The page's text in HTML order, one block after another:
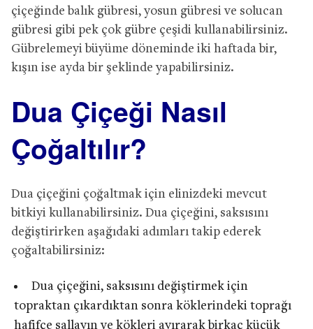
çiçeğinde balık gübresi, yosun gübresi ve solucan
gübresi gibi pek çok gübre çeşidi kullanabilirsiniz.
Gübrelemeyi büyüme döneminde iki haftada bir,
kışın ise ayda bir şeklinde yapabilirsiniz.
Dua Çiçeği Nasıl
Çoğaltılır?
Dua çiçeğini çoğaltmak için elinizdeki mevcut
bitkiyi kullanabilirsiniz. Dua çiçeğini, saksısını
değiştirirken aşağıdaki adımları takip ederek
çoğaltabilirsiniz:
Dua çiçeğini, saksısını değiştirmek için
topraktan çıkardıktan sonra köklerindeki toprağı
hafifçe sallayın ve kökleri ayırarak birkaç küçük